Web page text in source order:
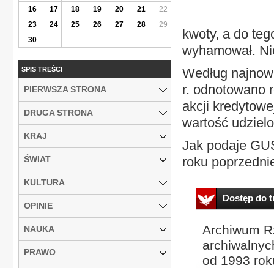
kwoty, a do
wyhamował.
Według
r. odnotowano
akcji
wartość
Jak podaje
roku
Dostęp do
Archiwum
od 1993
16
17 18 19 20 21
22
23
24 25 26 27 28
29
30
SPIS TREŚCI
PIERWSZA STRONA
DRUGA STRONA
KRAJ
ŚWIAT
KULTURA
OPINIE
NAUKA
PRAWO